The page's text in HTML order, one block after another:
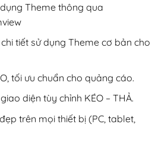
Theme thông qua
tiết sử dụng Theme cơ bản cho
tối ưu chuẩn cho quảng cáo.
diện tùy chỉnh KÉO – THẢ.
trên mọi thiết bị (PC, tablet,